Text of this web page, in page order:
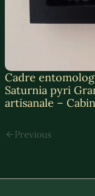
Cadre
Saturnia pyri
artisanale –
Previous